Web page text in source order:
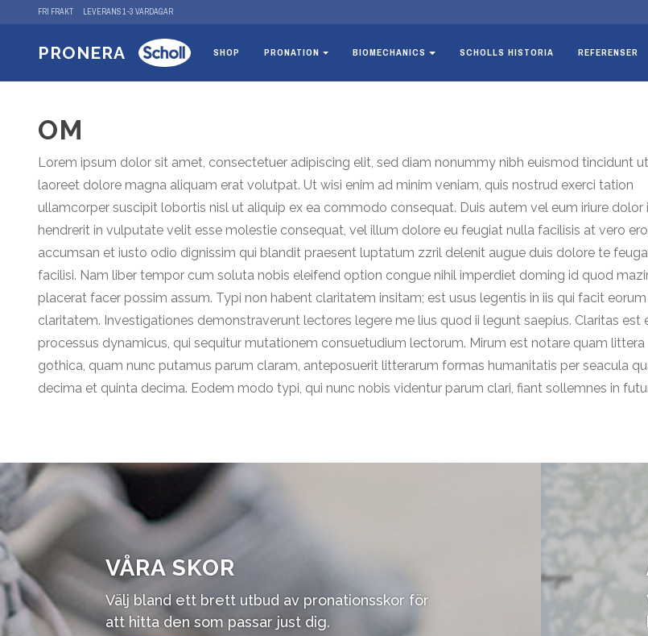
FRI FRAKT LEVERANS 1-3 VARDAGAR
PRONERA SHOP PRONATION BIOMECHANICS SCHOLLS HISTORIA REFERENSER
OM
Lorem ipsum dolor sit amet, consectetuer adipiscing elit, sed diam nonummy nibh euismod tincidunt ut
laoreet dolore magna aliquam erat volutpat. Ut wisi enim ad minim veniam, quis nostrud exerci tation
ullamcorper suscipit lobortis nisl ut aliquip ex ea commodo consequat. Duis autem vel eum iriure dolor
hendrerit in vulputate velit esse molestie consequat, vel illum dolore eu feugiat nulla facilisis at vero
accumsan et iusto odio dignissim qui blandit praesent luptatum zzril delenit augue duis dolore te
facilisi. Nam liber tempor cum soluta nobis eleifend option congue nihil imperdiet doming id quod
placerat facer possim assum. Typi non habent claritatem insitam; est usus legentis in iis qui facit eorum
claritatem. Investigationes demonstraverunt lectores legere me lius quod ii legunt saepius. Claritas est
processus dynamicus, qui sequitur mutationem consuetudium lectorum. Mirum est notare quam littera
gothica, quam nunc putamus parum claram, anteposuerit litterarum formas humanitatis per seacula
decima et quinta decima. Eodem modo typi, qui nunc nobis videntur parum clari, fiant sollemnes in
VÅRA SKOR
Välj bland ett brett utbud av pronationsskor för
att hitta den som passar just dig.